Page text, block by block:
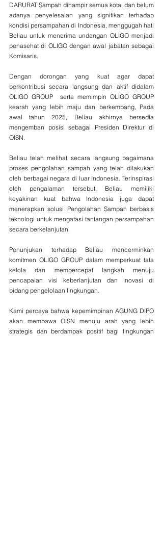
DARURAT Sampah dihampir semua kota, dan belum
adanya penyelesaian yang signifikan terhadap
kondisi persampahan di Indonesia, menggugah hati
Beliau untuk menerima undangan OLIGO menjadi
penasehat di OLIGO dengan awal jabatan sebagai
Komisaris.
Dengan dorongan yang kuat agar dapat
berkontribusi secara langsung dan aktif didalam
OLIGO GROUP  serta memimpin OLIGO GROUP
kearah yang lebih maju dan berkembang, Pada
awal tahun 2025, Beliau akhirnya bersedia
mengemban posisi sebagai Presiden Direktur di
OISN.
Beliau telah melihat secara langsung bagaimana
proses pengolahan sampah yang telah dilakukan
oleh berbagai negara di luar Indonesia. Terinspirasi
oleh pengalaman tersebut, Beliau memiliki
keyakinan kuat bahwa Indonesia juga dapat
menerapkan solusi Pengolahan Sampah berbasis
teknologi untuk mengatasi tantangan persampahan
secara berkelanjutan.
Penunjukan terhadap Beliau mencerminkan
komitmen OLIGO GROUP dalam memperkuat tata
kelola dan mempercepat langkah menuju
pencapaian visi keberlanjutan dan inovasi di
bidang pengelolaan lingkungan.
Kami percaya bahwa kepemimpinan AGUNG DIPO
akan membawa OISN menuju arah yang lebih
strategis dan berdampak positif bagi lingkungan